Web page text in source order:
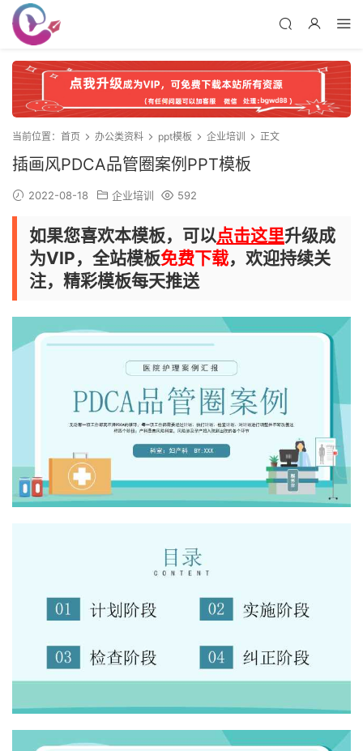
当前位置： 首页 办公类资料 ppt模板 企业培训 正文
插画风PDCA品管圈案例PPT模板
2022-08-18 企业培训 592
如果您喜欢本模板，可以点击这里升级成
为VIP，全站模板免费下载，欢迎持续关
注，精彩模板每天推送